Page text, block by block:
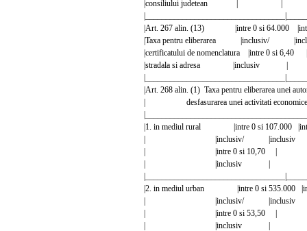
|consiliului judetean
|Art. 267 alin. (13) |intre 0 si 64.000
|Taxa pentru eliberarea |inclusiv/
|certificatului de nomenclatura |intre
|stradala si adresa
|Art. 268 alin. (1) Taxa pentru eliberarea
| desfasurarea unei activitati
|1. in mediul rural |intre 0 si 107.000
| |inclusiv/
| |intre 0 si 10,70
| |inclusiv |
|2. in mediul urban |intre 0 si 535.000
| |inclusiv/
| |intre 0 si 53,50
| |inclusiv |